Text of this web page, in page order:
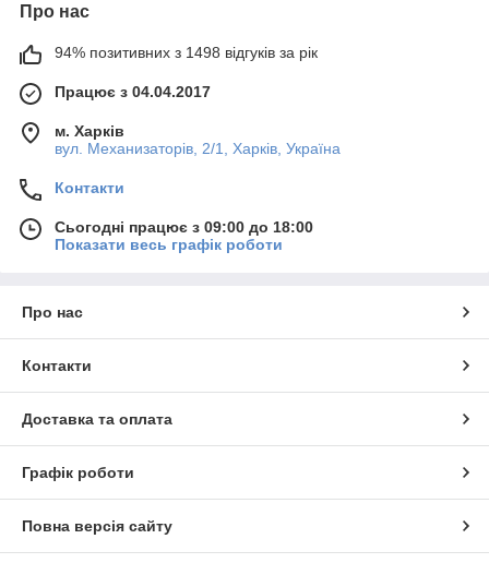
Про нас
94% позитивних з 1498 відгуків за рік
Працює з 04.04.2017
м. Харків
вул. Механизаторів, 2/1, Харків, Україна
Контакти
Сьогодні працює з 09:00 до 18:00
Показати весь графік роботи
Про нас
Контакти
Доставка та оплата
Графік роботи
Повна версія сайту